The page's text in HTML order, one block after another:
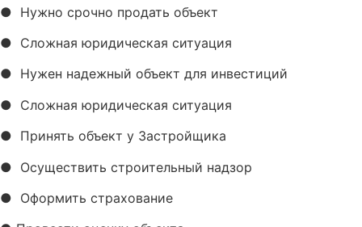
● Нужно срочно продать объект
● Сложная юридическая ситуация
● Нужен надежный объект для инвестиций
● Сложная юридическая ситуация
● Принять объект у Застройщика
● Осуществить строительный надзор
● Оформить страхование